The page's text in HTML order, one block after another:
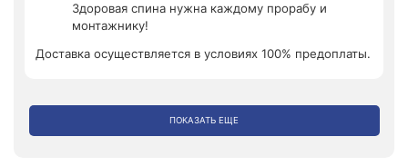
Здоровая спина нужна каждому прорабу и
монтажнику!
Доставка осуществляется в условиях 100% предоплаты.
ПОКАЗАТЬ ЕЩЕ